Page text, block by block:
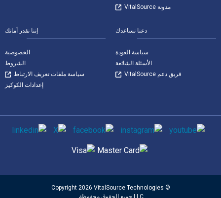
مدونة VitalSource
دعنا نساعدك
سياسة العودة
الأسئلة الشائعة
فريق دعم VitalSource
إننا نقدر أمانك
الخصوصية
الشروط
سياسة ملفات تعريف الارتباط
إعدادات الكوكيز
وسائل التواصل الاجتماعي
© Copyright 2026 VitalSource Technologies
LLC جميع الحقوق محفوظة.